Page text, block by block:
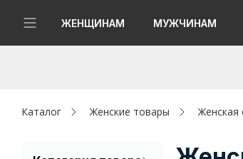
ЖЕНЩИНАМ МУЖЧИНАМ
Женщинам
Каталог Женские товары Женская